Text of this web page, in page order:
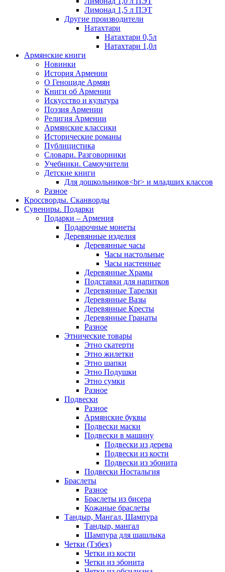
Лимонад 1,5 л ПЭТ
Другие производители
Натахтари
Натахтари 0,5л
Натахтари 1,0л
Армянские книги
Новинки
История Армении
О Геноциде Армян
Книги об Армении
Иcкусство и культура
Поэзия Армении
Религия Армении
Армянские классики
Исторические романы
Публицистика
Словари. Разговорники
Учебники. Самоучители
Детские книги
Для дошкольников<br> и младших классов
Разное
Кроссворды. Сканворды
Сувениры. Подарки
Подарки – Армения
Подарочные монеты
Деревянные изделия
Деревянные часы
Часы настольные
Часы настенные
Деревянные Храмы
Подставки для напитков
Деревянные Тарелки
Деревянные Вазы
Деревянные Кресты
Деревянные Гранаты
Разное
Этнические товары
Этно скатерти
Этно жилетки
Этно шапки
Этно Подушки
Этно сумки
Разное
Подвески
Разное
Армянские буквы
Подвески маски
Подвески в машину
Подвески из дерева
Подвески из кости
Подвески из эбонита
Подвески Ностальгия
Браслеты
Разное
Браслеты из бисера
Кожаные браслеты
Тандыр, Мангал, Шампура
Тандыр, мангал
Шампура для шашлыка
Четки (Тзбех)
Четки из кости
Четки из эбонита